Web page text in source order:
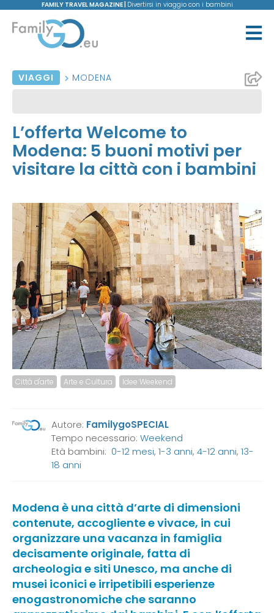
FAMILY TRAVEL MAGAZINE | Divertirsi in viaggio con i bambini
VIAGGI MODENA
L’offerta Welcome to
Modena: 5 buoni motivi per
visitare la città con i bambini
Città d'arte Arte e Cultura Idee Weekend
Autore: FamilygoSPECIAL
Tempo necessario:Weekend
Età bambini:0-12 mesi,1-3 anni,4-12 anni,13-
18 anni
Modena è una città d’arte di dimensioni
contenute, accogliente e vivace, in cui
organizzare una vacanza in famiglia
decisamente originale, fatta di
archeologia e siti Unesco, ma anche di
musei iconici e irripetibili esperienze
enogastronomiche che saranno